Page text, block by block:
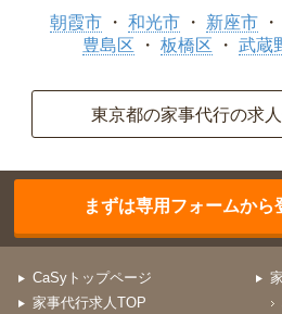
朝霞市 和光市 新座市
豊島区
板橋区 武蔵
東京都の家事代行の求
まずは専用フォームから
CaSyトップページ
家事代行求人TOP